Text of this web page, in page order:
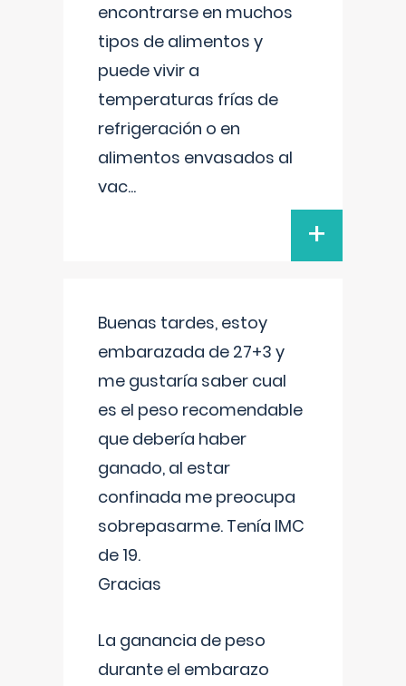
encontrarse en muchos
tipos de alimentos y
puede vivir a
temperaturas frías de
refrigeración o en
alimentos envasados al
vac...
+
Buenas tardes, estoy
embarazada de 27+3 y
me gustaría saber cual
es el peso recomendable
que debería haber
ganado, al estar
confinada me preocupa
sobrepasarme. Tenía IMC
de 19.
Gracias
La ganancia de peso
durante el embarazo